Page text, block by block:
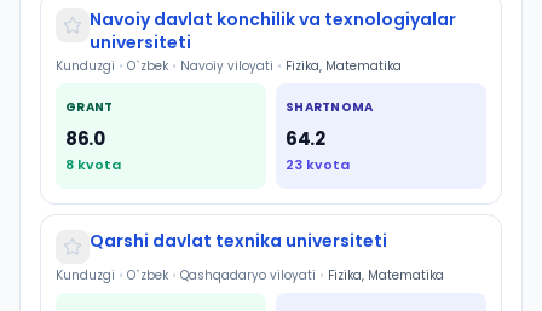
Navoiy davlat konchilik va texnologiyalar
universiteti
Kunduzgi • O`zbek • Navoiy viloyati • Fizika, Matematika
GRANT
86.0
8 kvota
SHARTNOMA
64.2
23 kvota
Qarshi davlat texnika universiteti
Kunduzgi • O`zbek • Qashqadaryo viloyati • Fizika, Matematika